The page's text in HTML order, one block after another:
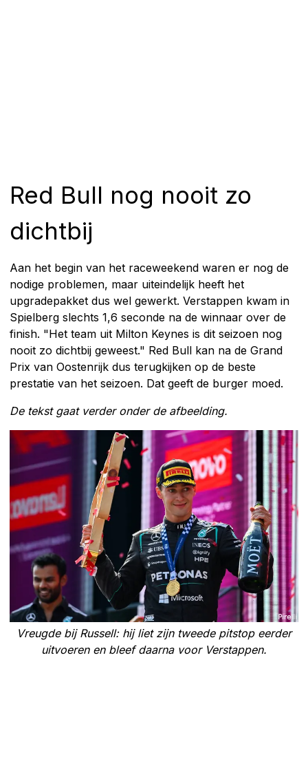
Red Bull nog nooit zo
dichtbij
Aan het begin van het raceweekend waren er nog de
nodige problemen, maar uiteindelijk heeft het
upgradepakket dus wel gewerkt. Verstappen kwam in
Spielberg slechts 1,6 seconde na de winnaar over de
finish. "Het team uit Milton Keynes is dit seizoen nog
nooit zo dichtbij geweest." Red Bull kan na de Grand
Prix van Oostenrijk dus terugkijken op de beste
prestatie van het seizoen. Dat geeft de burger moed.
De tekst gaat verder onder de afbeelding.
Vreugde bij Russell: hij liet zijn tweede pitstop eerder
uitvoeren en bleef daarna voor Verstappen.